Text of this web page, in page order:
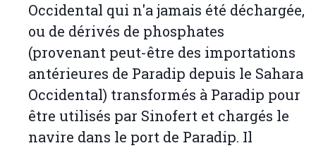
Occidental qui n'a jamais été déchargée,
ou de dérivés de phosphates
(provenant peut-être des importations
antérieures de Paradip depuis le Sahara
Occidental) transformés à Paradip pour
être utilisés par Sinofert et chargés le
navire dans le port de Paradip. Il